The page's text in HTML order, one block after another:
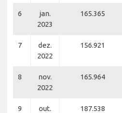
6
jan.
2023
165.365
7
dez.
2022
156.921
8
nov.
2022
165.964
9
out.
187.538